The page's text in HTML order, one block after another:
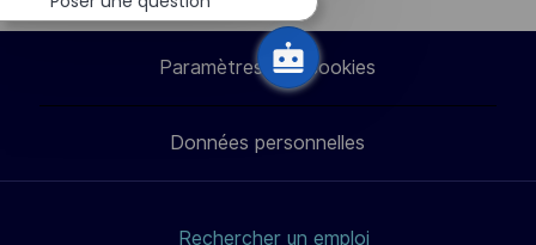
Paramètres des cookies
Données personnelles
Rechercher un emploi